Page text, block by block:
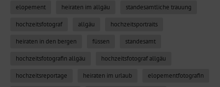
elopement heiraten im allgäu standesamtliche trauung
hochzeitsfotograf allgäu hochzeitsportraits
heiraten in den bergen füssen standesamt
hochzeitsfotografin allgäu hochzeitsfotograf allgäu
hochzeitsreportage heiraten im urlaub elopementfotografin